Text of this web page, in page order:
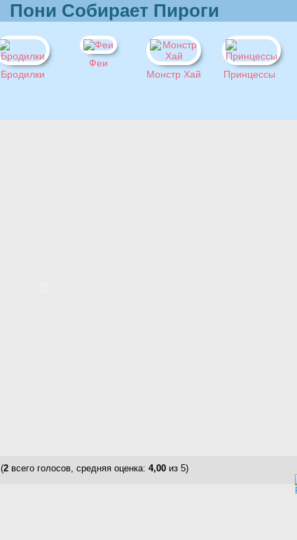
Пони Собирает Пироги
Бродилки
Феи
Монстр Хай
Принцессы
(2 всего голосов, средняя оценка: 4,00 из 5)